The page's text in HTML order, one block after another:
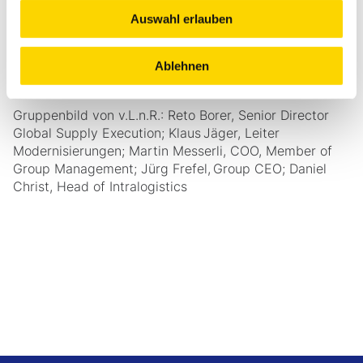
Auswahl erlauben
Ablehnen
gleichzeitiger Sicherstellung der laufenden Prozesse.
Die räumliche Nähe beider Unternehmen in Laufen
sowie die langjährige Zusammenarbeit bilden eine
Gruppenbild von v.L.n.R.: Reto Borer, Senior Director
Global Supply Execution; Klaus Jäger, Leiter
Modernisierungen; Martin Messerli, COO, Member of
Group Management; Jürg Frefel, Group CEO; Daniel
Christ, Head of Intralogistics